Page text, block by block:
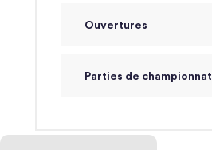
Ouvertures
Parties de championnat